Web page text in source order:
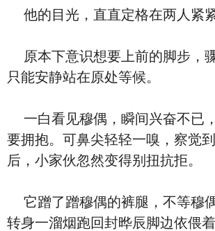
他的目光，直直定格在两人紧紧
原本下意识想要上前的脚步，
只能安静站在原处等候。
一白看见穆偶，瞬间兴奋不已
要拥抱。可鼻尖轻轻一嗅，察觉
后，小家伙忽然变得别扭抗拒。
它蹭了蹭穆偶的裤腿，不等穆
转身一溜烟跑回封晔辰脚边依偎着